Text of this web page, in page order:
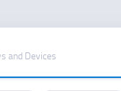
and Devices